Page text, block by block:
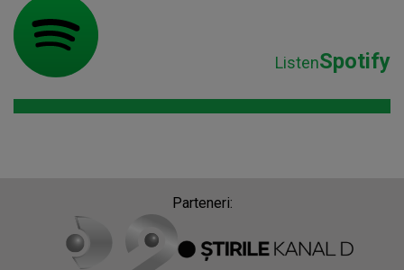
ListenSpotify
Parteneri: